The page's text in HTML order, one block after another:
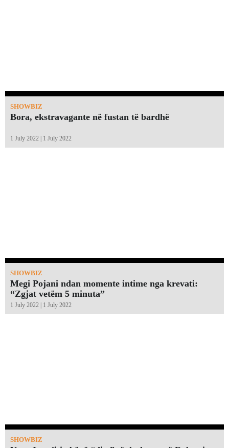
SHOWBIZ
Bora, ekstravagante në fustan të bardhë
1 July 2022 | 1 July 2022
SHOWBIZ
Megi Pojani ndan momente intime nga krevati:
“Zgjat vetëm 5 minuta”￼
1 July 2022 | 1 July 2022
SHOWBIZ